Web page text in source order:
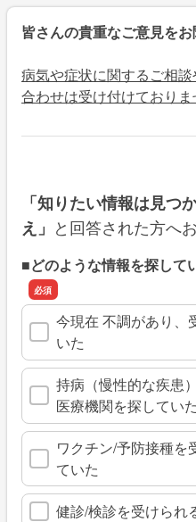
皆さんの貴重なご意見をお
病気や症状に関するご相
合わせは受け付けておりま
「知りたい情報は見つ
え」 と回答された方へ
■どのような情報を探して
今現在 不調があり、
いた
持病（慢性的な疾患
医療機関を探していた
ワクチン/予防接種を
ていた
健診/検診を受けられ